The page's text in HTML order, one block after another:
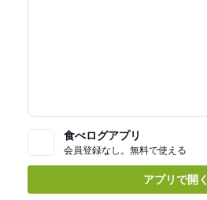
食べログアプリ
会員登録なし。無料で使える
アプリで開く